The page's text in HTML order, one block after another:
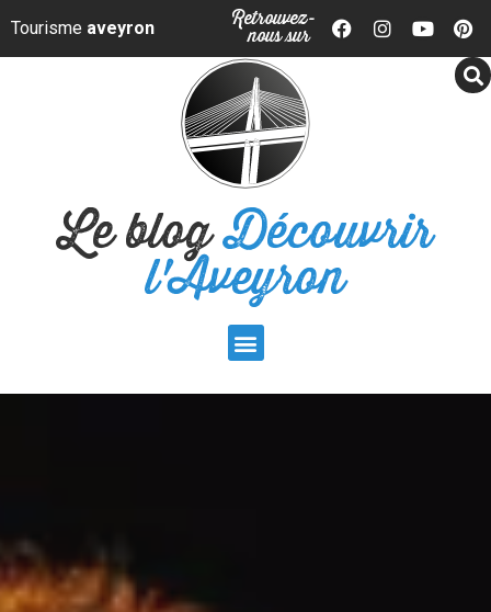
Panneau de gestion des cookies
Tourisme aveyron Retrouvez-
nous sur
Le blogDécouvrir
l'Aveyron